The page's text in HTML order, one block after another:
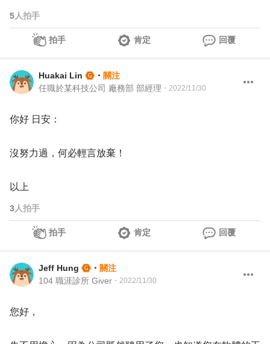
5人拍手
拍手 肯定 回覆
Huakai Lin ・ 關注
任職於某科技公司 廠務部 部經理 ・ 2022/11/30
你好 日安：
沒努力過，何必輕言放棄！
以上
3人拍手
拍手 肯定 回覆
Jeff Hung ・ 關注
104 職涯診所 Giver ・ 2022/11/30
您好，